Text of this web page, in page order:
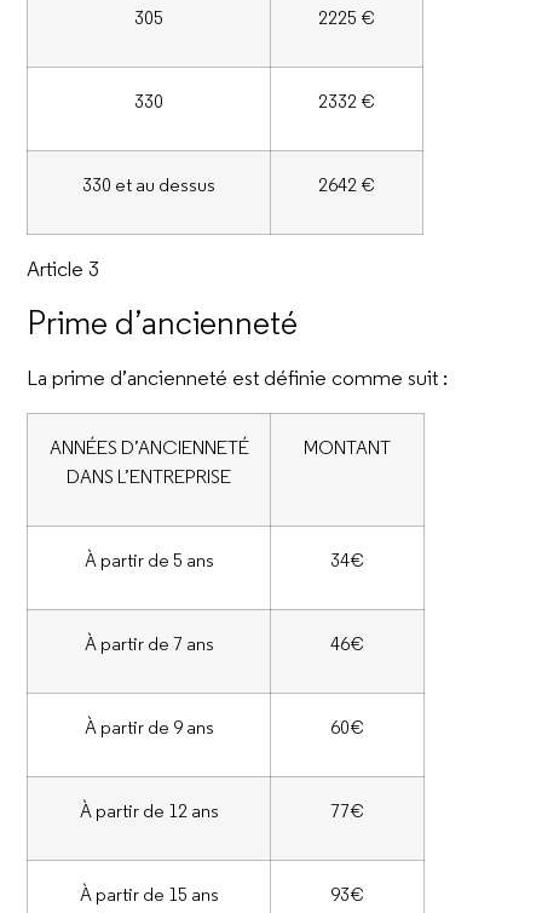
305 2225 €
330 2332 €
330 et au dessus 2642 €
Article 3
Prime d’ancienneté
La prime d’ancienneté est définie comme suit :
ANNÉES D’ANCIENNETÉ
DANS L’ENTREPRISE
MONTANT
À partir de 5 ans 34€
À partir de 7 ans 46€
À partir de 9 ans 60€
À partir de 12 ans 77€
À partir de 15 ans 93€